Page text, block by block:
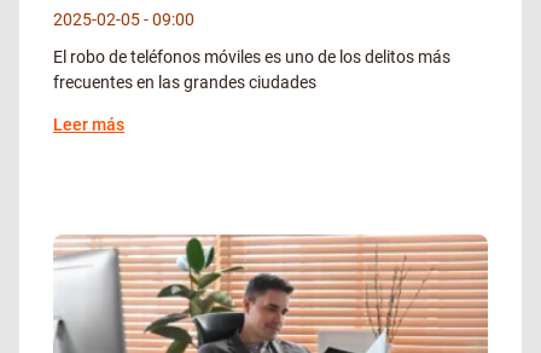
2025-02-05
09:00
El robo de teléfonos móviles es uno de los delitos más
frecuentes en las grandes ciudades
Leer más